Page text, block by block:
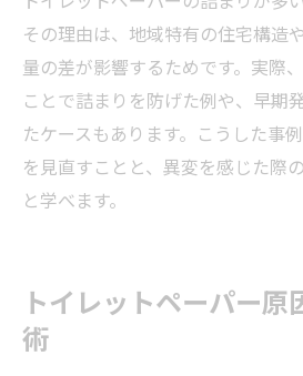
水洗トイレ構造を知っ
ツ
トイレットペーパー詰まり
トイレットペーパー詰ま
方法
トイレ詰まり時の重曹や
トイレ詰まりを放置し
時間
その理由は、地域特有の住宅構造
量の差が影響するためです。実際
ことで詰まりを防げた例や、早期
たケースもあります。こうした事
を見直すことと、異変を感じた際
と学べます。
トイレットペーパー原
術